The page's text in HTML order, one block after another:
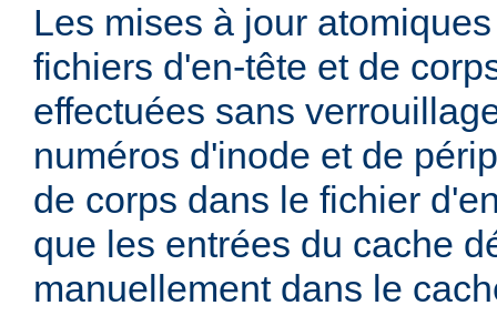
Les mises à jour
fichiers d'en-tête et de
effectuées sans
numéros d'inode et de
de corps dans le fichier
que les entrées du cache
manuellement dans le